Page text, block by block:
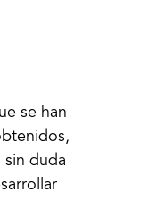
se han
duda